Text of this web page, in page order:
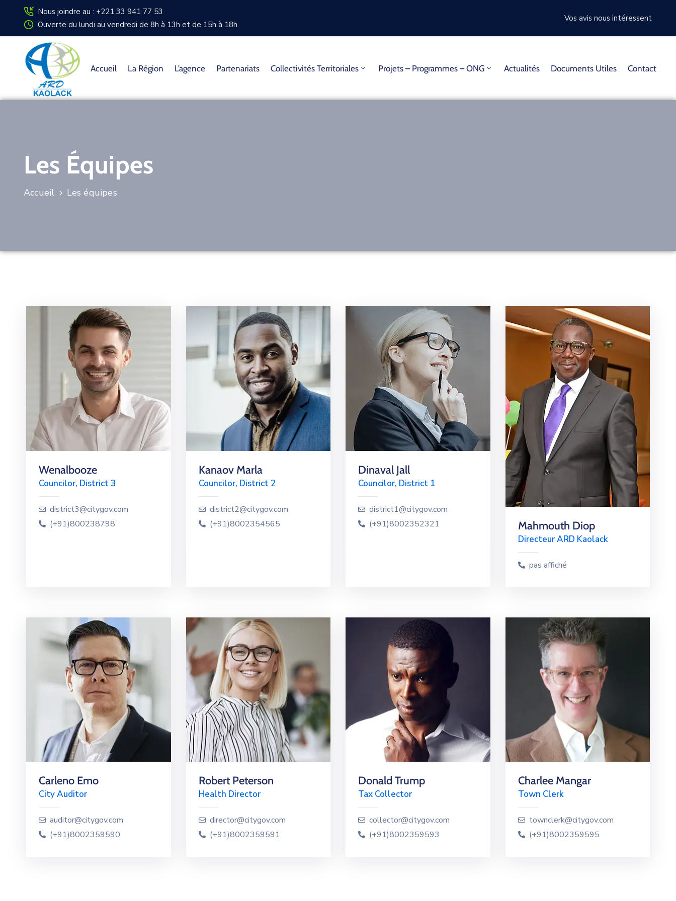
Nous joindre au : +221 33 941 77 53
Ouverte du lundi au vendredi de 8h à 13h et de 15h à 18h.
Vos avis nous intéressent
Accueil La Région L’agence Partenariats Collectivités Territoriales Projets – Programmes – ONG Actualités Documents Utiles Contact
Les Équipes
Accueil Les équipes
Wenalbooze
Councilor, District 3
district3@citygov.com
(+91)800238798
Kanaov Marla
Councilor, District 2
district2@citygov.com
(+91)8002354565
Dinaval Jall
Councilor, District 1
district1@citygov.com
(+91)8002352321
Mahmouth Diop
Directeur ARD Kaolack
pas affiché
Carleno Emo
City Auditor
auditor@citygov.com
(+91)8002359590
Robert Peterson
Health Director
director@citygov.com
(+91)8002359591
Donald Trump
Tax Collector
collector@citygov.com
(+91)8002359593
Charlee Mangar
Town Clerk
townclerk@citygov.com
(+91)8002359595